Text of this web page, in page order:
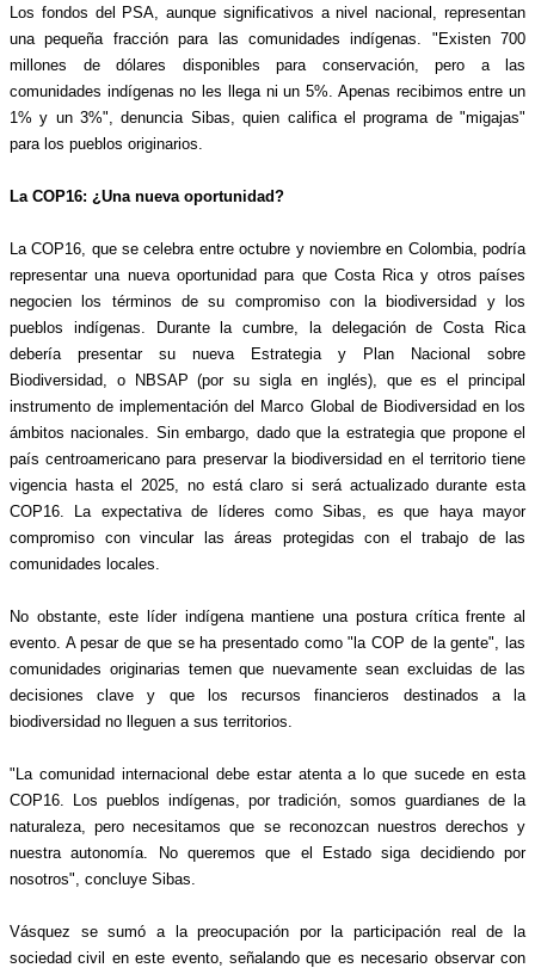
Los fondos del PSA, aunque significativos a nivel nacional, representan
una pequeña fracción para las comunidades indígenas. "Existen 700
millones de dólares disponibles para conservación, pero a las
comunidades indígenas no les llega ni un 5%. Apenas recibimos entre un
1% y un 3%", denuncia Sibas, quien califica el programa de "migajas"
para los pueblos originarios.
La COP16: ¿Una nueva oportunidad?
La COP16, que se celebra entre octubre y noviembre en Colombia, podría
representar una nueva oportunidad para que Costa Rica y otros países
negocien los términos de su compromiso con la biodiversidad y los
pueblos indígenas. Durante la cumbre, la delegación de Costa Rica
debería presentar su nueva Estrategia y Plan Nacional sobre
Biodiversidad, o NBSAP (por su sigla en inglés), que es el principal
instrumento de implementación del Marco Global de Biodiversidad en los
ámbitos nacionales. Sin embargo, dado que la estrategia que propone el
país centroamericano para preservar la biodiversidad en el territorio tiene
vigencia hasta el 2025, no está claro si será actualizado durante esta
COP16. La expectativa de líderes como Sibas, es que haya mayor
compromiso con vincular las áreas protegidas con el trabajo de las
comunidades locales.
No obstante, este líder indígena mantiene una postura crítica frente al
evento. A pesar de que se ha presentado como "la COP de la gente", las
comunidades originarias temen que nuevamente sean excluidas de las
decisiones clave y que los recursos financieros destinados a la
biodiversidad no lleguen a sus territorios.
"La comunidad internacional debe estar atenta a lo que sucede en esta
COP16. Los pueblos indígenas, por tradición, somos guardianes de la
naturaleza, pero necesitamos que se reconozcan nuestros derechos y
nuestra autonomía. No queremos que el Estado siga decidiendo por
nosotros", concluye Sibas.
Vásquez se sumó a la preocupación por la participación real de la
sociedad civil en este evento, señalando que es necesario observar con